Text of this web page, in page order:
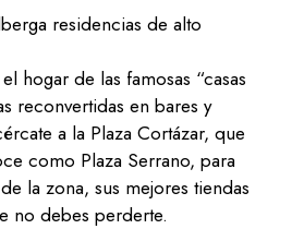
residencias de alto
hogar de las famosas “casas
reconvertidas en bares y
a la Plaza Cortázar, que
como Plaza Serrano, para
la zona, sus mejores tiendas
no debes perderte.